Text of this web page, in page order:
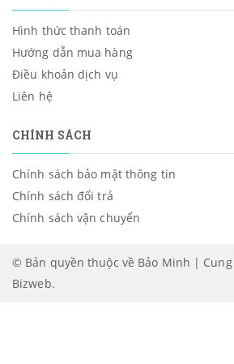
Hình thức thanh toán
Hướng dẫn mua hàng
Điều khoản dịch vụ
Liên hệ
CHÍNH SÁCH
Chính sách bảo mật thông tin
Chính sách đổi trả
Chính sách vận chuyển
© Bản quyền thuộc về Bảo Minh |
Bizweb.